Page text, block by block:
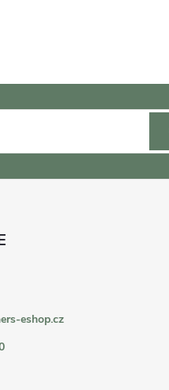
eshop.cz